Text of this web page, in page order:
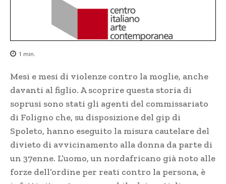
1 min.
Mesi e mesi di violenze contro la moglie, anche
davanti al figlio. A scoprire questa storia di
soprusi sono stati gli agenti del commissariato
di Foligno che, su disposizione del gip di
Spoleto, hanno eseguito la misura cautelare del
divieto di avvicinamento alla donna da parte di
un 37enne. L’uomo, un nordafricano già noto alle
forze dell’ordine per reati contro la persona, è